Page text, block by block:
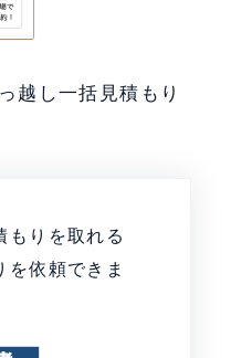
越し一括見積もり
もりを取れる
依頼できま